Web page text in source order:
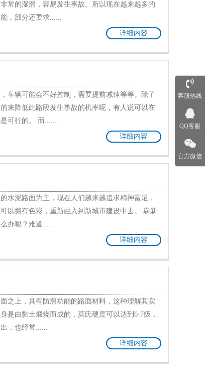
常的湿滑，容易发生事故。所以现在越来越多的
，部分还要求......
详细内容
车辆可能会不好控制，需要提前减速等等。除了
来降低此路段发生事故的机率呢，有人说可以在
可行的。 而......
详细内容
水泥路面为主，现在人们越来越追求精神富足，
以拥有色彩，重新融入到新城市建设中去。 崭新
办呢？难道......
详细内容
之上，具有防滑功能的路面材料，这种理解其实
是由黏土煅烧而成的，莫氏硬度可以达到6-7级，
，也经常......
详细内容
客服热线
QQ客服
官方微信